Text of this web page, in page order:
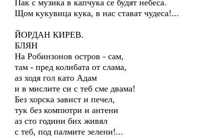
Пак с музика в капчука се будят небеса.
Щом кукувица кука, в нас стават чудеса!...
ЙОРДАН КИРЕВ.
БЛЯН
На Робинзонов остров - сам,
там - пред колибата от слама,
аз ходя гол като Адам
и в мислите си с теб сме двама!
Без хорска завист и печел,
тук без компютри и антени
аз сто години бих живял
с теб, под палмите зелени!...